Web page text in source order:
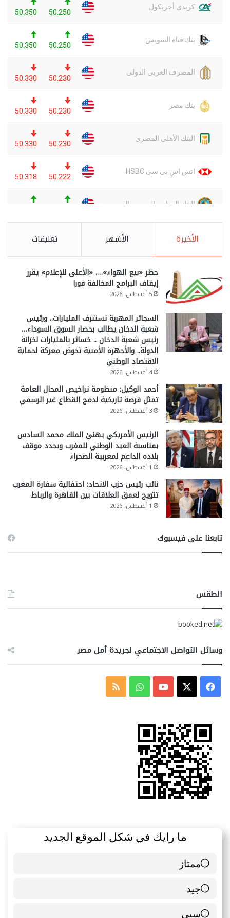
الأخيرة الأشهر تعليقات
حظر «بيع الهواء»…. «الأعلى للإعلام» يقرر
إيقاف البرامج المخالفة فورا
5 أغسطس، 2026
السجائر المهربة تستنزف المليارات.. ورئيس
شعبة الدخان يطالب بحصار السوق السوداء…
رئيس شعبة الدخان .. خسائر بالمليارات لخزانة
الدولة.. والأجهزة الأمنية تخوض معركة لحماية
الاقتصاد الوطني
4 أغسطس، 2026
أحمد الوكيل: منظومة تراخيص المحال العامة
تمثل فرصة تاريخية لدمج القطاع غير الرسمي
3 أغسطس، 2026
الرئيس الأمريكي يهنئ الملك محمد السادس
بمناسبة العيد الوطني للمغرب ويجدد موقف
بلاده الداعم لمغربية الصحراء
1 أغسطس، 2026
نائب رئيس حزب الاتحاد: احتفالية سفارة المغرب
تتويج لعمق العلاقات بين القاهرة والرباط
1 أغسطس، 2026
تابعنا على فيسبوك
الطقس
وسائل التواصل الاجتماعي لجريدة أمل مصر
فيسبوك ‫YouTubeواتسابملخص
ما رايك في شكل الموقع الجديد
ممتاز
6 ( 85.71 % )
جيد
0 ( 0 % )
سيي
1 ( 14.29 % )